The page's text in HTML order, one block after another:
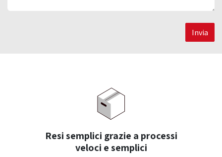
Invia
Resi semplici grazie a processi
veloci e semplici